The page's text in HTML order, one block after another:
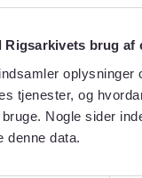
Rigsarkivets brug af
tjenester, og
Nogle sider
denne data.